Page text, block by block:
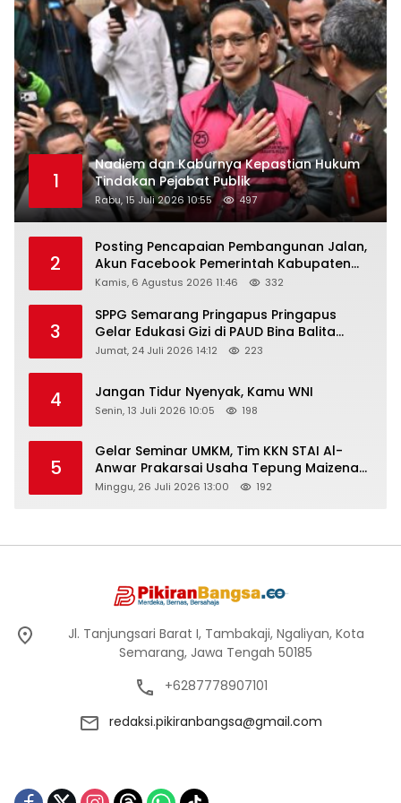
1
Nadiem dan Kaburnya Kepastian Hukum
Tindakan Pejabat Publik
Rabu, 15 Juli 2026 10:55 497
2
Posting Pencapaian Pembangunan Jalan,
Akun Facebook Pemerintah Kabupaten
Rembang “Dirujak” Warganet
Kamis, 6 Agustus 2026 11:46 332
3
SPPG Semarang Pringapus Pringapus
Gelar Edukasi Gizi di PAUD Bina Balita
Peringati Hari Anak Nasional 2026
Jumat, 24 Juli 2026 14:12 223
4 Jangan Tidur Nyenyak, Kamu WNI
Senin, 13 Juli 2026 10:05 198
5
Gelar Seminar UMKM, Tim KKN STAI Al-
Anwar Prakarsai Usaha Tepung Maizena
di Logung
Minggu, 26 Juli 2026 13:00 192
Jl. Tanjungsari Barat I, Tambakaji, Ngaliyan, Kota
Semarang, Jawa Tengah 50185
+6287778907101
redaksi.pikiranbangsa@gmail.com